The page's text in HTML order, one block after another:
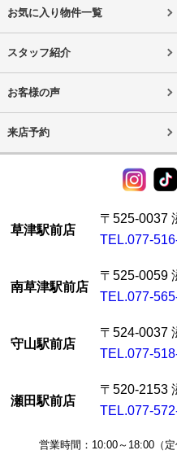
お気に入り物件一覧
スタッフ紹介
お客様の声
来店予約
草津駅前店
〒525-0037
TEL.077-
南草津駅前店
〒525-0059
TEL.077-
守山駅前店
〒524-0037
TEL.077-
瀬田駅前店
〒520-2153
TEL.077-
営業時間：10:00～18:00（